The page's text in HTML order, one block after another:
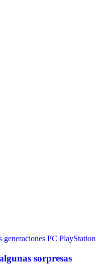
generaciones PC PlayStation
sorpresas